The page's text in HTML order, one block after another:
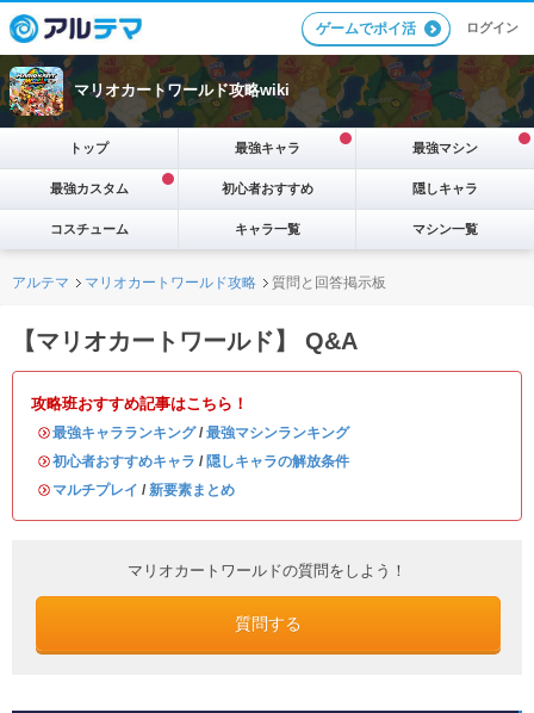
ゲームでポイ活 ログイン
マリオカートワールド攻略wiki
トップ 最強キャラ 最強マシン
最強カスタム 初心者おすすめ 隠しキャラ
コスチューム キャラ一覧 マシン一覧
アルテマ マリオカートワールド攻略 質問と回答掲示板
【マリオカートワールド】 Q&A
攻略班おすすめ記事はこちら！
・最強キャラランキング/ 最強マシンランキング
・初心者おすすめキャラ / 隠しキャラの解放条件
・ マルチプレイ / 新要素まとめ
マリオカートワールドの質問をしよう！
質問する